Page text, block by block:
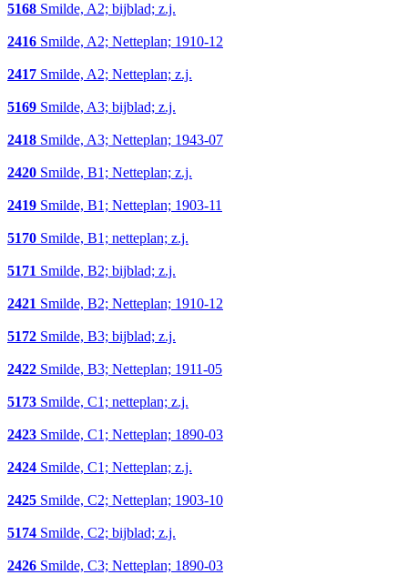
5168 Smilde, A2; bijblad; z.j.
2416 Smilde, A2; Netteplan; 1910-12
2417 Smilde, A2; Netteplan; z.j.
5169 Smilde, A3; bijblad; z.j.
2418 Smilde, A3; Netteplan; 1943-07
2420 Smilde, B1; Netteplan; z.j.
2419 Smilde, B1; Netteplan; 1903-11
5170 Smilde, B1; netteplan; z.j.
5171 Smilde, B2; bijblad; z.j.
2421 Smilde, B2; Netteplan; 1910-12
5172 Smilde, B3; bijblad; z.j.
2422 Smilde, B3; Netteplan; 1911-05
5173 Smilde, C1; netteplan; z.j.
2423 Smilde, C1; Netteplan; 1890-03
2424 Smilde, C1; Netteplan; z.j.
2425 Smilde, C2; Netteplan; 1903-10
5174 Smilde, C2; bijblad; z.j.
2426 Smilde, C3; Netteplan; 1890-03